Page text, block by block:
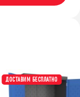
ДОСТАВИМ БЕСПЛАТНО